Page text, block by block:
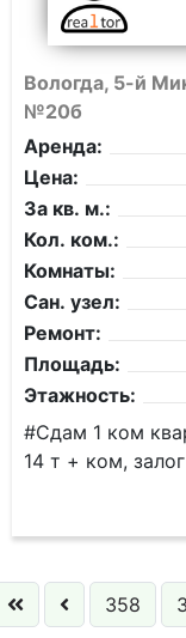
Вологда, 5-й
№20б
Аренда:
Цена:
За кв. м.:
Кол. ком.:
Комнаты:
Сан. узел:
Ремонт:
Площадь:
Этажность:
#Сдам 1 ком
14 т + ком,
358